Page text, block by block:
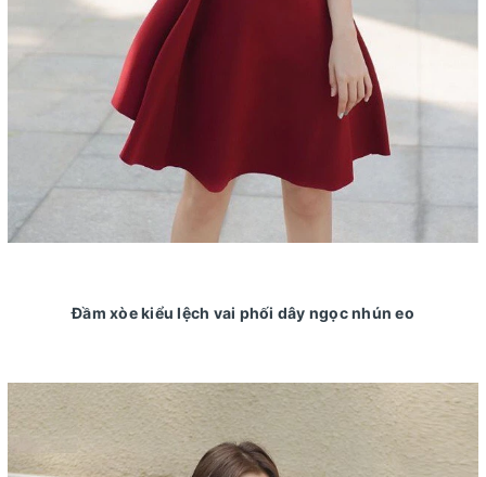
Đầm xòe kiểu lệch vai phối dây ngọc nhún eo